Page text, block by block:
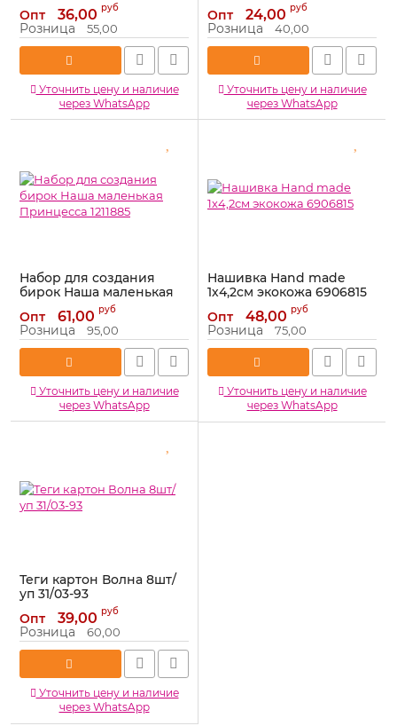
Артикул: 1137007
Опт 36,00 руб
Розница 55,00
Уточнить цену и наличие
через WhatsApp
Артикул: 1137002
Опт 24,00 руб
Розница 40,00
Уточнить цену и наличие
через WhatsApp
Набор для создания
бирок Наша маленькая
Принцесса 1211885
Артикул: 1211885
Опт 61,00 руб
Розница 95,00
Уточнить цену и наличие
через WhatsApp
Нашивка Hand made
1х4,2см экокожа 6906815
Артикул: 6906815
Опт 48,00 руб
Розница 75,00
Уточнить цену и наличие
через WhatsApp
Теги картон Волна 8шт/
уп 31/03-93
Артикул: 31/03-93
Опт 39,00 руб
Розница 60,00
Уточнить цену и наличие
через WhatsApp